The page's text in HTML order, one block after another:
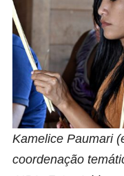
Kamelice Paumari
coordenação